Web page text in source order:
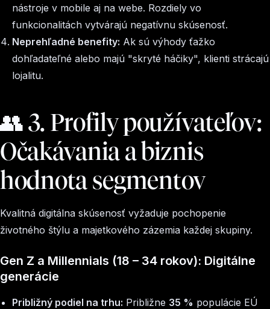
nástroje v mobile aj na webe. Rozdiely vo
funkcionalitách vytvárajú negatívnu skúsenosť.
Neprehľadné benefity: Ak sú výhody ťažko
dohľadateľné alebo majú "skryté háčiky", klienti strácajú
lojalitu.
👥 3. Profily používateľov:
Očakávania a biznis
hodnota segmentov
Kvalitná digitálna skúsenosť vyžaduje pochopenie
životného štýlu a majetkového zázemia každej skupiny.
Gen Z a Millennials (18 – 34 rokov): Digitálne
generácie
Približný podiel na trhu: Približne 35 % populácie EÚ